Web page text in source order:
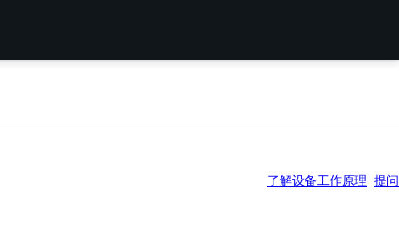
了解设备工作原理 提问